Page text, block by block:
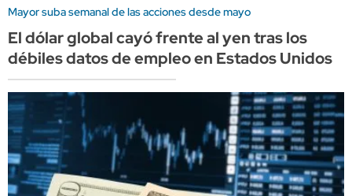
Mayor suba semanal de las acciones desde mayo
El dólar global cayó frente al yen tras los
débiles datos de empleo en Estados Unidos